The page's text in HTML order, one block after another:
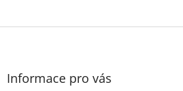
Z
Informace pro vás